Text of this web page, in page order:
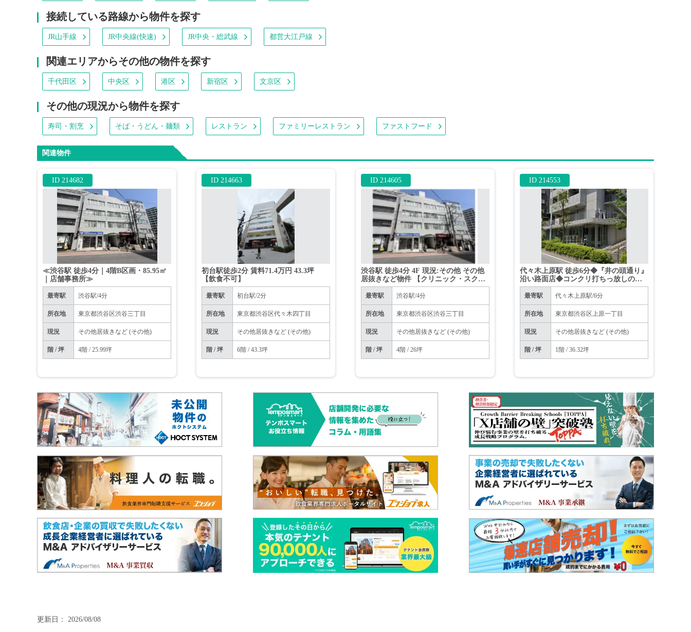
接続している路線から物件を探す
JR山手線 JR中央線(快速) JR中央・総武線 都営大江戸線
関連エリアからその他の物件を探す
千代田区 中央区 港区 新宿区 文京区
その他の現況から物件を探す
寿司・割烹 そば・うどん・麺類 レストラン ファミリーレストラン ファストフード
関連物件
ID 214682
≪渋谷駅 徒歩4分｜4階B区画・85.95㎡
｜店舗事務所≫
最寄駅 渋谷駅/4分
所在地 東京都渋谷区渋谷三丁目
現況 その他居抜きなど (その他)
階 / 坪 4階 / 25.99坪
ID 214663
初台駅徒歩2分 賃料71.4万円 43.3坪
【飲食不可】
最寄駅 初台駅/2分
所在地 東京都渋谷区代々木四丁目
現況 その他居抜きなど (その他)
階 / 坪 6階 / 43.3坪
ID 214605
渋谷駅 徒歩4分 4F 現況:その他 その他
居抜きなど物件 【クリニック・スクー
ル相談可能】
最寄駅 渋谷駅/4分
所在地 東京都渋谷区渋谷三丁目
現況 その他居抜きなど (その他)
階 / 坪 4階 / 26坪
ID 214553
代々木上原駅 徒歩6分◆『井の頭通り』
沿い路面店◆コンクリ打ちっ放しのデ
ザイナーズマンション◆業種要相談◆
最寄駅 代々木上原駅/6分
所在地 東京都渋谷区上原一丁目
現況 その他居抜きなど (その他)
階 / 坪 1階 / 36.32坪
更新日： 2026/08/08